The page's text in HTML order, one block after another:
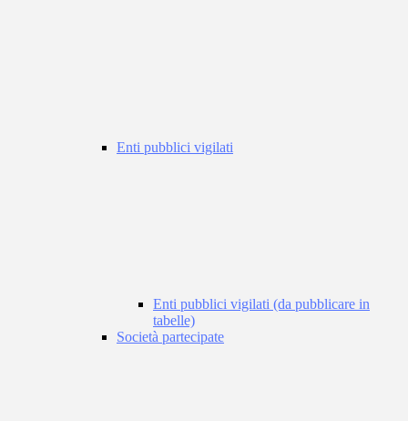
Enti pubblici vigilati
Enti pubblici vigilati (da pubblicare in
tabelle)
Società partecipate